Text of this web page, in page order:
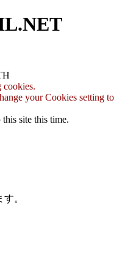
cookies.
your Cookies setting to
site this time.
。